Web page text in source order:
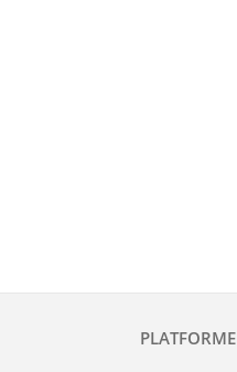
PLATFORME